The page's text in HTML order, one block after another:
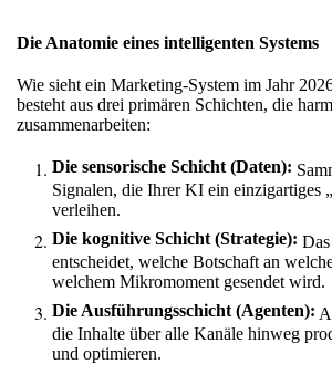
Die Anatomie eines intelligenten Systems
Wie sieht ein Marketing-System im Jahr
besteht aus drei primären Schichten, die
zusammenarbeiten:
Die sensorische Schicht (Daten):
Signalen, die Ihrer KI ein einzigartiges
verleihen.
Die kognitive Schicht (Strategie):
entscheidet, welche Botschaft an
welchem Mikromoment gesendet wird.
Die Ausführungsschicht (Agenten):
die Inhalte über alle Kanäle hinweg
und optimieren.